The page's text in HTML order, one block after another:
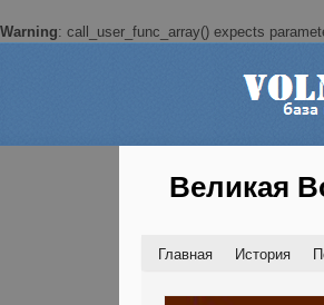
Warning: call_user_func_array() expects
Великая
Главная История